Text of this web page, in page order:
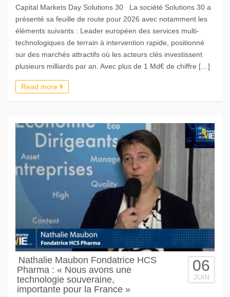
Capital Markets Day Solutions 30 La société Solutions 30 a
présenté sa feuille de route pour 2026 avec notamment les
éléments suivants : Leader européen des services multi-
technologiques de terrain à intervention rapide, positionné
sur des marchés attractifs où les acteurs clés investissent
plusieurs milliards par an. Avec plus de 1 Md€ de chiffre […]
Read more
Nathalie Maubon Fondatrice HCS
Pharma : « Nous avons une
technologie souveraine,
importante pour la France »
06
JUIN